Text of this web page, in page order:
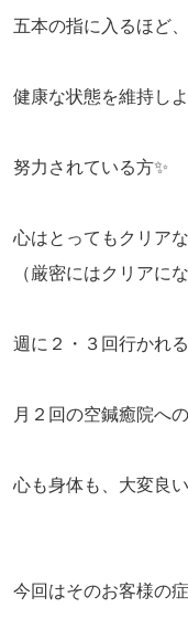
五本の指に入るほど
健康な状態を維持し
努力されている方✨
心はとってもクリア
（厳密にはクリアに
週に２・３回行かれ
月２回の空鍼癒院へ
心も身体も、大変良
今回はそのお客様の